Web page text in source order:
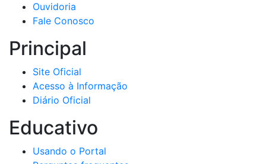
Ouvidoria
Fale Conosco
Principal
Site Oficial
Acesso à Informação
Diário Oficial
Educativo
Usando o Portal